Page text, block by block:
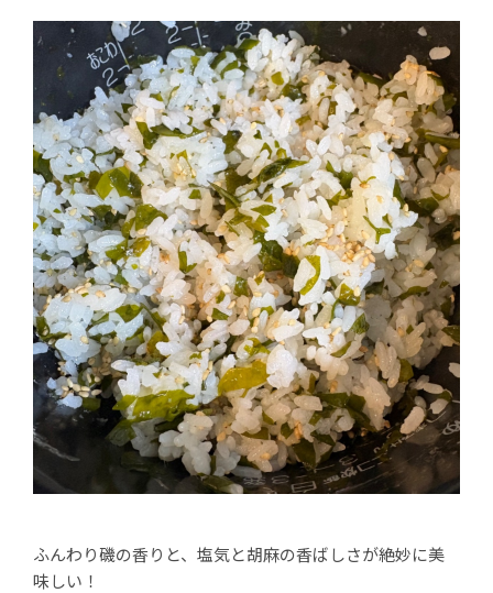
ふんわり磯の香りと、塩気と胡麻の香ばしさが絶妙に美
味しい！